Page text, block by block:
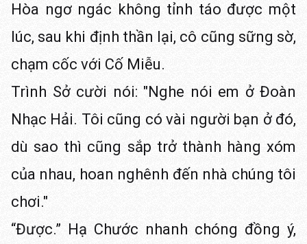
Hòa ngơ ngác không tỉnh táo được một
lúc, sau khi định thần lại, cô cũng sững sờ,
chạm cốc với Cố Miễu.
Trình Sở cười nói: "Nghe nói em ở Đoàn
Nhạc Hải. Tôi cũng có vài người bạn ở đó,
dù sao thì cũng sắp trở thành hàng xóm
của nhau, hoan nghênh đến nhà chúng tôi
chơi."
“Được.” Hạ Chước nhanh chóng đồng ý,